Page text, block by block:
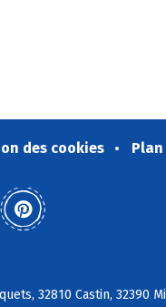
des cookies
32810 Castin, 32390